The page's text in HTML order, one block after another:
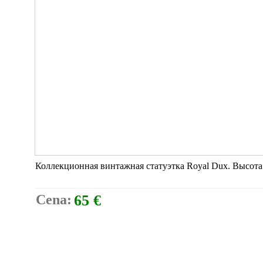
Коллекционная винтажная статуэтка Royal Dux.
Cena: 65 €